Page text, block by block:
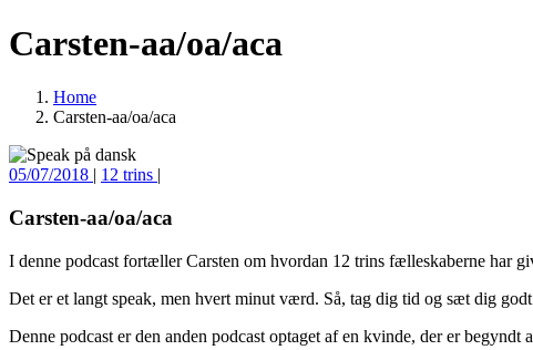
Carsten-aa/oa/aca
Home
Carsten-aa/oa/aca
05/07/2018 | 12 trins |
Carsten-aa/oa/aca
I denne podcast fortæller Carsten om hvordan 12 trins fælleskaberne har
Det er et langt speak, men hvert minut værd. Så, tag dig tid og sæt dig
Denne podcast er den anden podcast optaget af en kvinde, der er begyndt